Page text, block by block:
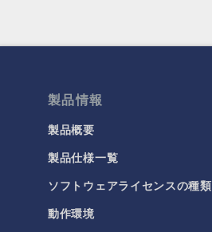
製品情報
製品概要
製品仕様一覧
ソフトウェアライセンスの種類
動作環境